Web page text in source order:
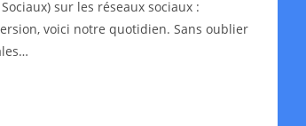
sur les réseaux sociaux :
voici notre quotidien. Sans oublier